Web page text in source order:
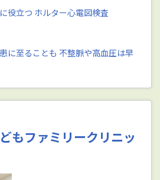
役立つ ホルター心電図検査
に至ることも 不整脈や高血圧は早
もファミリークリニッ